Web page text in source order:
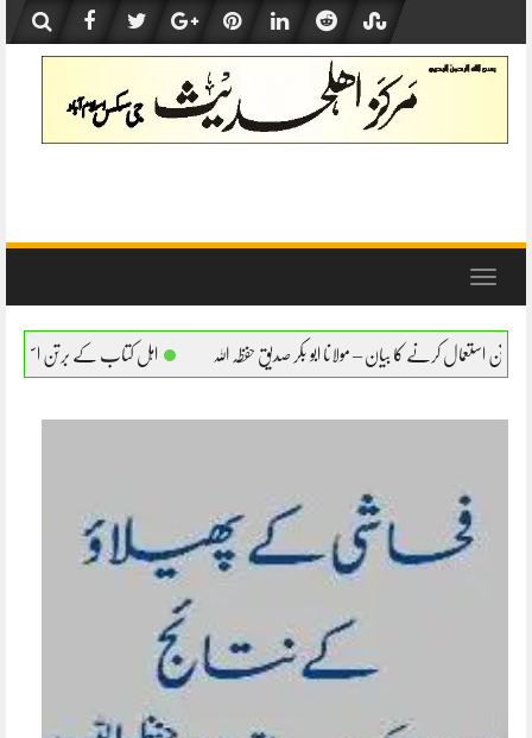
content
Toggle
ابو بکر صدیق حفظہ اللہ اہل کتاب کے برتن استعمال کرنے کا بیان – مولانا ابو بکر